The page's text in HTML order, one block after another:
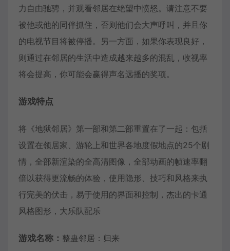
力自由驰骋，并观看邻居在绝望中愤怒。请注意不要
被他或他的同伴抓住，否则他们会大声呼叫，并且你
的电视节目将被停播。另一方面，如果你表现良好，
则通过在邻居的生活中造成越来越多的混乱，收视率
将会提高，你可能会赢得声名远播的奖项。
游戏特点
将《地狱邻居》第一部和第二部重置在了一起：包括
设置在领居家、游轮上和世界各地度假地点的25个剧
情，全部新渲染的全高清图像，全部动画的帧速率翻
倍以获得更流畅的体验，使用隐形、技巧和风格来执
行完美的伏击，易于使用的界面和控制，杰出的卡通
风格图形，大乐队配乐
游戏名称： 整蛊邻居：归来